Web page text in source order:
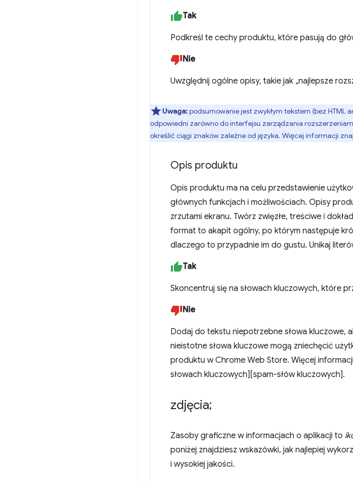
Tak
Podkreśl te cechy produktu, które pasują do
Nie
Uwzględnij ogólne opisy, takie jak „najlepsze
Uwaga:podsumowanie jest zwykłym tekstem (bez HTML
odpowiedni zarówno do interfejsu zarządzania
określić ciągi znaków zależne od języka. Więcej informacji
Opis produktu
Opis produktu ma na celu przedstawienie
głównych funkcjach i możliwościach. Opisy
zrzutami ekranu. Twórz zwięzłe, treściwe i
format to akapit ogólny, po którym następuje
dlaczego to przypadnie im do gustu. Unikaj
Tak
Skoncentruj się na słowach kluczowych, które
Nie
Dodaj do tekstu niepotrzebne słowa kluczowe,
nieistotne słowa kluczowe mogą zniechęcić
produktu w Chrome Web Store. Więcej
słowach kluczowych][spam-słów kluczowych].
zdjęcia;
Zasoby graficzne w informacjach o aplikacji to
poniżej znajdziesz wskazówki, jak najlepiej
i wysokiej jakości.